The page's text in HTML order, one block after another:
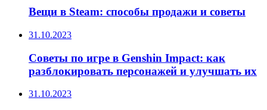
Вещи в Steam: способы продажи и советы
31.10.2023
Советы по игре в Genshin Impact: как
разблокировать персонажей и улучшать их
31.10.2023